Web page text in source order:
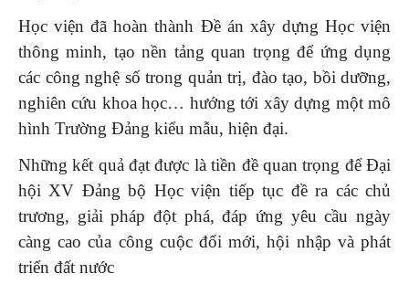
Học viện đã hoàn thành Đề án xây dựng Học viện
thông minh, tạo nền tảng quan trọng để ứng dụng
các công nghệ số trong quản trị, đào tạo, bồi dưỡng,
nghiên cứu khoa học… hướng tới xây dựng một mô
hình Trường Đảng kiểu mẫu, hiện đại.
Những kết quả đạt được là tiền đề quan trọng để Đại
hội XV Đảng bộ Học viện tiếp tục đề ra các chủ
trương, giải pháp đột phá, đáp ứng yêu cầu ngày
càng cao của công cuộc đổi mới, hội nhập và phát
triển đất nước